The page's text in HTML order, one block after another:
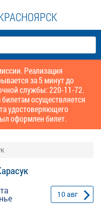
Реализация
за 5 минут до
службы: 220-11-72.
осуществляется
удостоверяющего
оформлен билет.
10авг